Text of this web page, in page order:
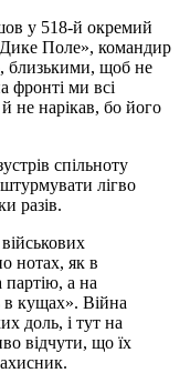
у 518-й окремий
Поле», командир
близькими, щоб не
фронті ми всі
не нарікав, бо його
спільноту
штурмувати лігво
разів.
нотах, як в
партію, а на
в кущах». Війна
доль, і тут на
відчути, що їх